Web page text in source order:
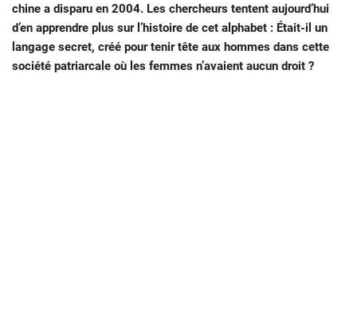
chine a disparu en 2004. Les chercheurs tentent aujourd’hui
d’en apprendre plus sur l’histoire de cet alphabet : Était-il un
langage secret, créé pour tenir tête aux hommes dans cette
société patriarcale où les femmes n’avaient aucun droit ?